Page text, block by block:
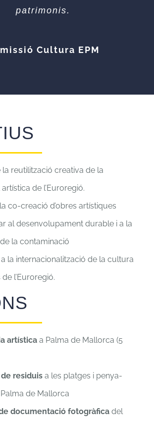
patrimonis.
Cultura EPM
reutilització creativa de la
de l’Euroregió.
co-creació d’obres artístiques
al desenvolupament durable i a la
la contaminació
la internacionalització de la cultura
l’Euroregió.
artística a Palma de Mallorca (5
residuis a les platges i penya-
de Mallorca
documentació fotogràfica del